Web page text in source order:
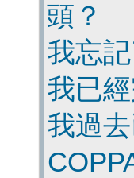
頭？
我忘
我已
我過